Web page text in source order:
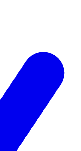
поставщика»
которого ЗАО
оценил